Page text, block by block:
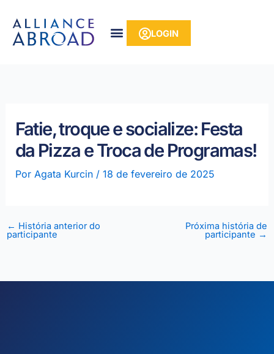
conteúdo
para
LOGIN
Fatie, troque e socialize: Festa
da Pizza e Troca de Programas!
Por Agata Kurcin / 18 de fevereiro de 2025
← História anterior do
participante
Próxima história de
participante →